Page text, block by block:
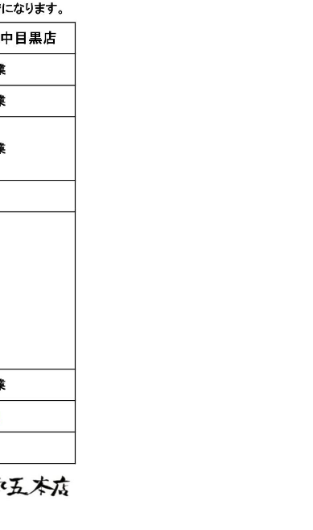
裏ちえびじん おりがら
焼酎・泡盛
明 720ml
1,430円